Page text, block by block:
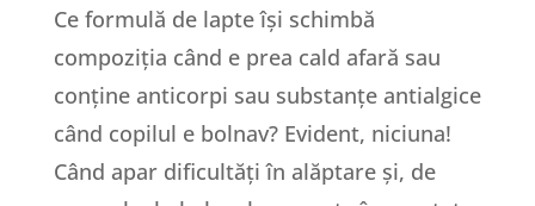
Ce formulă de lapte își schimbă
compoziția când e prea cald afară sau
conține anticorpi sau substanțe antialgice
când copilul e bolnav? Evident, niciuna!
Când apar dificultăți în alăptare și, de